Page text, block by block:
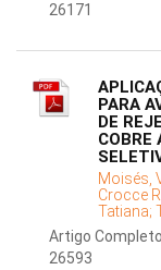
26171
PARA
DE
COBRE
Moisés,
Crocce
Tatiana;
Artigo
26593